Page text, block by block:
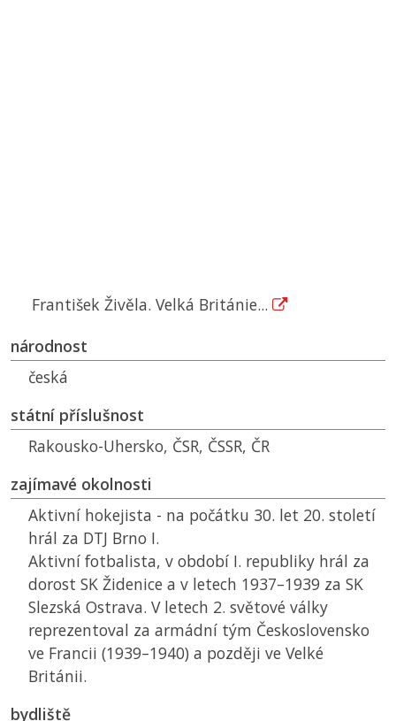
František Živěla. Velká Británie...
národnost
česká
státní příslušnost
Rakousko-Uhersko, ČSR, ČSSR, ČR
zajímavé okolnosti
Aktivní hokejista - na počátku 30. let 20. století
hrál za DTJ Brno I.
Aktivní fotbalista, v období I. republiky hrál za
dorost SK Židenice a v letech 1937–1939 za SK
Slezská Ostrava. V letech 2. světové války
reprezentoval za armádní tým Československo
ve Francii (1939–1940) a později ve Velké
Británii.
bydliště